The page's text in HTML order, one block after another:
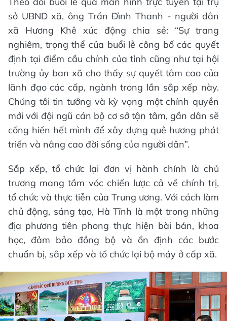
sở UBND xã, ông Trần Đình Thanh - người dân
xã Hương Khê xúc động chia sẻ: “Sự trang
nghiêm, trọng thể của buổi lễ công bố các quyết
định tại điểm cầu chính của tỉnh cũng như tại hội
trường ủy ban xã cho thấy sự quyết tâm cao của
lãnh đạo các cấp, ngành trong lần sắp xếp này.
Chúng tôi tin tưởng và kỳ vọng một chính quyền
mới với đội ngũ cán bộ cơ sở tận tâm, gần dân sẽ
cống hiến hết mình để xây dựng quê hương phát
triển và nâng cao đời sống của người dân”.
Sắp xếp, tổ chức lại đơn vị hành chính là chủ
trương mang tầm vóc chiến lược cả về chính trị,
tổ chức và thực tiễn của Trung ương. Với cách làm
chủ động, sáng tạo, Hà Tĩnh là một trong những
địa phương tiên phong thực hiện bài bản, khoa
học, đảm bảo đồng bộ và ổn định các bước
chuẩn bị, sắp xếp và tổ chức lại bộ máy ở cấp xã.